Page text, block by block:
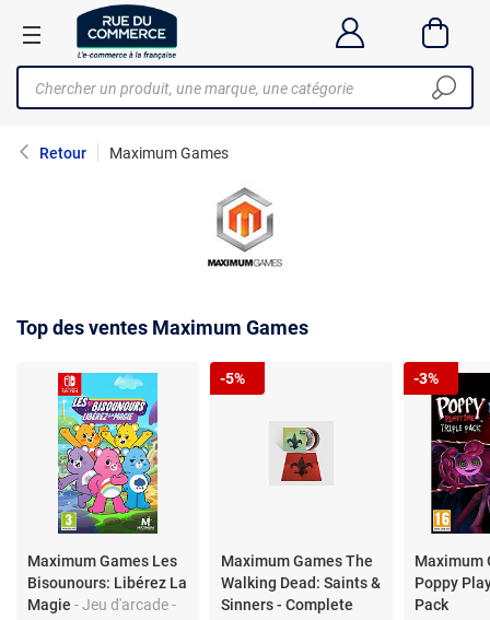
Retour Maximum Games
Top des ventes Maximum Games
Maximum Games Les
Bisounours: Libérez La
Magie - Jeu d'arcade -
Maximum Games The
Walking Dead: Saints &
Sinners - Complete
-5%
Maximum
Poppy
Pack
-3%